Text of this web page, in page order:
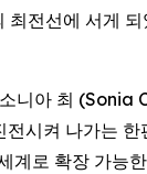
전선에 서게
아 최 (Sonia
시켜 나가는
로 확장 가능